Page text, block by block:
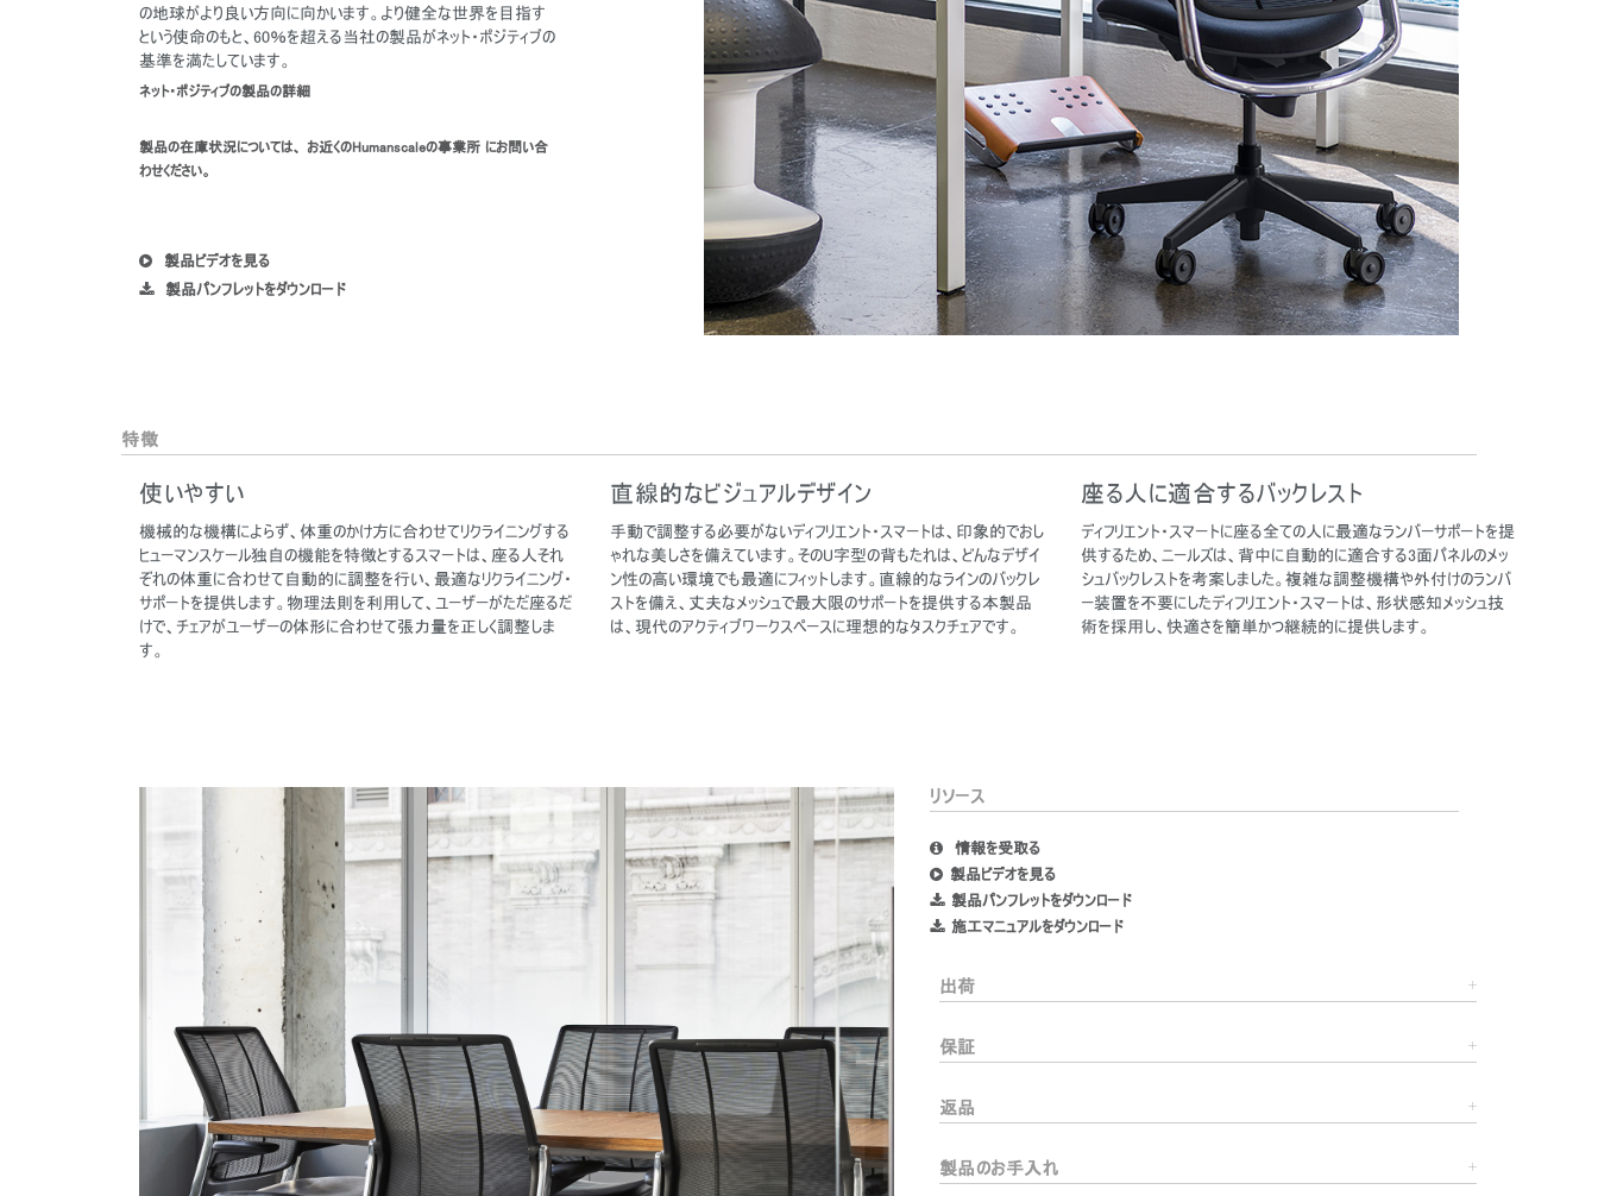
あなたの場所を選択してください
サインイン
アカウント作成
リファレンスコード
の地球がより良い方向に向かいます。より健全な世界を目指す
という使命のもと、60％を超える当社の製品がネット・ポジティブの
基準を満たしています。
ネット・ポジティブの製品の詳細
製品の在庫状況については、 お近くのHumanscaleの事業所 にお問い合
わせください。
製品ビデオを見る
製品パンフレットをダウンロード
特徴
使いやすい
機械的な機構によらず、体重のかけ方に合わせてリクライニングする
ヒューマンスケール独自の機能を特徴とするスマートは、座る人それ
ぞれの体重に合わせて自動的に調整を行い、最適なリクライニング・
サポートを提供します。物理法則を利用して、ユーザーがただ座るだ
けで、チェアがユーザーの体形に合わせて張力量を正しく調整しま
す。
直線的なビジュアルデザイン
手動で調整する必要がないディフリエント・スマートは、印象的でおし
ゃれな美しさを備えています。そのU字型の背もたれは、どんなデザイ
ン性の高い環境でも最適にフィットします。直線的なラインのバックレ
ストを備え、丈夫なメッシュで最大限のサポートを提供する本製品
は、現代のアクティブワークスペースに理想的なタスクチェアです。
座る人に適合するバックレスト
ディフリエント・スマートに座る全ての人に最適なランバーサポートを提
供するため、ニールズは、背中に自動的に適合する3面パネルのメッ
シュバックレストを考案しました。複雑な調整機構や外付けのランバ
ー装置を不要にしたディフリエント・スマートは、形状感知メッシュ技
術を採用し、快適さを簡単かつ継続的に提供します。
リソース
情報を受取る
製品ビデオを見る
製品パンフレットをダウンロード
施工マニュアルをダウンロード
出荷
保証
返品
製品のお手入れ